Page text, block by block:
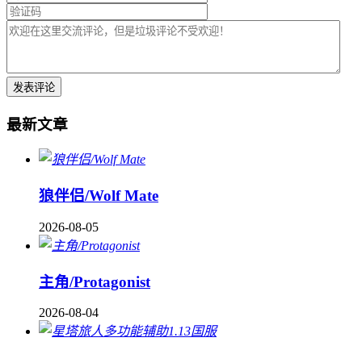
最新文章
狼伴侣/Wolf Mate
2026-08-05
主角/Protagonist
2026-08-04